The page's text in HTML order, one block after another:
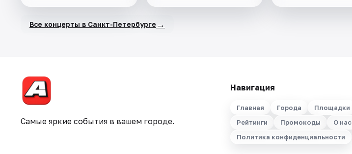
Все концерты в Санкт-Петербурге →
Самые яркие события в вашем городе.
Навигация
Главная Города Площадки
Рейтинги
Промокоды О нас
Политика конфиденциальности